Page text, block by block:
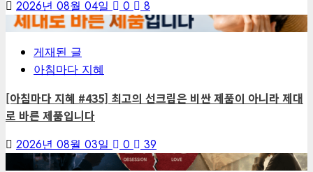
2026년 08월 04일 0
8
게재된 글
아침마다 지혜
[아침마다 지혜 #435] 최고의 선크림은 비싼 제품이 아니라 제대
로 바른 제품입니다
2026년 08월 03일 0
39